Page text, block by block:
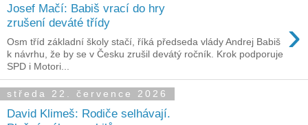
Josef Mačí: Babiš vrací do hry
zrušení deváté třídy
›
Osm tříd základní školy stačí, říká předseda vlády Andrej Babiš
k návrhu, že by se v Česku zrušil devátý ročník. Krok podporuje
SPD i Motori...
středa 22. července 2026
David Klimeš: Rodiče selhávají.